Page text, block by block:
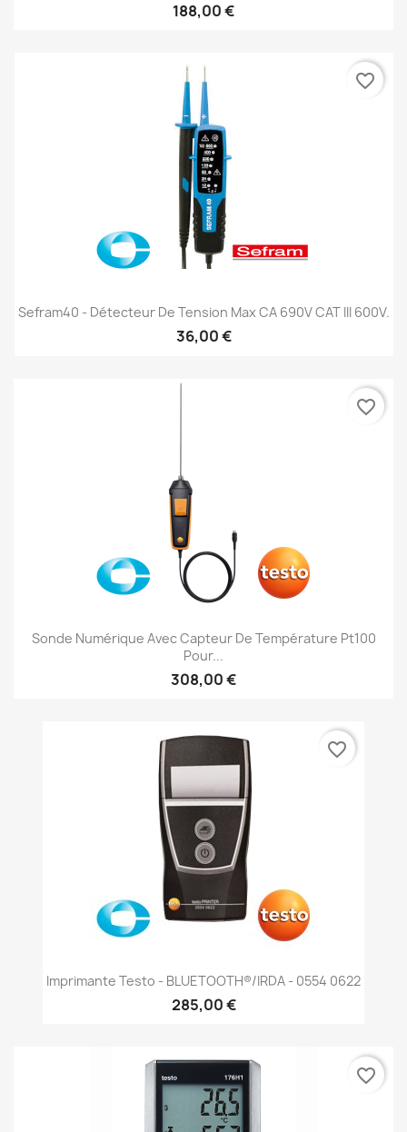
188,00 €
Sefram40 - Détecteur De Tension Max CA 690V CAT III 600V.
36,00 €
favorite_border
Sonde Numérique Avec Capteur De Température Pt100
Pour...
308,00 €
favorite_border
Imprimante Testo - BLUETOOTH®/IRDA - 0554 0622
285,00 €
favorite_border
favorite_border